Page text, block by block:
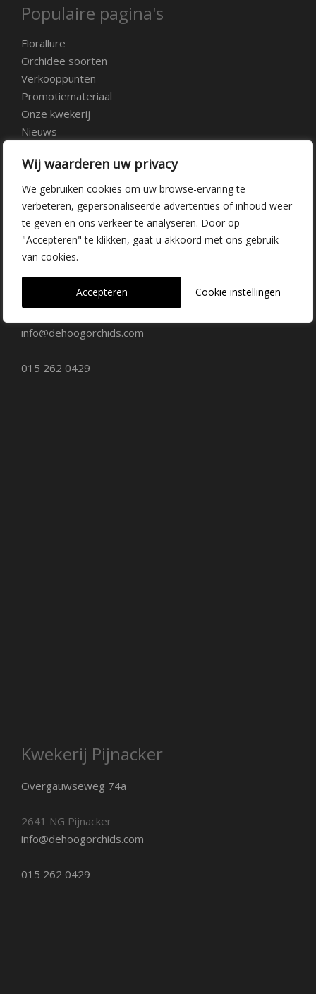
Wij waarderen uw privacy
We gebruiken cookies om uw browse-ervaring te
verbeteren, gepersonaliseerde advertenties of inhoud weer
te geven en ons verkeer te analyseren. Door op
"Accepteren" te klikken, gaat u akkoord met ons gebruik
van cookies.
Cookie instellingen
Accepteren
Populaire pagina's
Florallure
Orchidee soorten
Verkooppunten
Promotiemateriaal
Onze kwekerij
Nieuws
Veelgestelde vragen
Vacatures
Contact
Kwekerij Delfgauw
Vrederustlaan 10
info@dehoogorchids.com
015 262 0429
Kwekerij Pijnacker
Overgauwseweg 74a
2641 NG Pijnacker
info@dehoogorchids.com
015 262 0429